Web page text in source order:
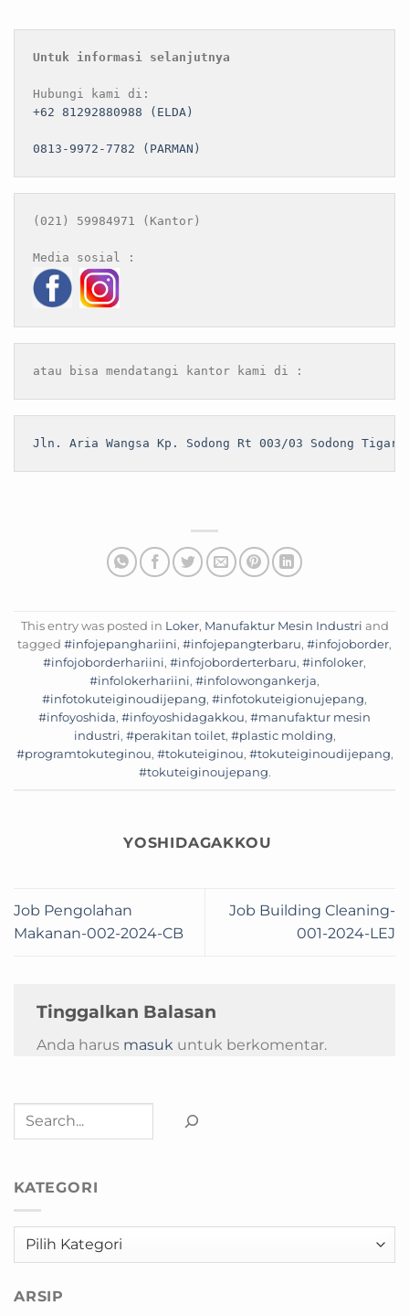
Untuk informasi selanjutnya
+62 81292880988 (ELDA)
0813-9972-7782 (PARMAN)
(021) 59984971 (Kantor)
atau bisa mendatangi kantor kami di :
Jln. Aria Wangsa Kp. Sodong Rt 003/03 Sodong
This entry was posted in Loker, Manufaktur Mesin Industri and
tagged #infojepanghariini, #infojepangterbaru, #infojoborder,
#infojoborderhariini, #infojoborderterbaru, #infoloker,
#infolokerhariini, #infolowongankerja,
#infotokuteiginoudijepang, #infotokuteigionujepang,
#infoyoshida, #infoyoshidagakkou, #manufaktur mesin
industri, #perakitan toilet, #plastic molding,
#programtokuteginou, #tokuteiginou, #tokuteiginoudijepang,
#tokuteiginoujepang.
YOSHIDAGAKKOU
Job Pengolahan
Makanan-002-2024-CB
Job Building Cleaning-
001-2024-LEJ
Tinggalkan Balasan
Anda harus masuk untuk berkomentar.
Cari
KATEGORI
Kategori
ARSIP